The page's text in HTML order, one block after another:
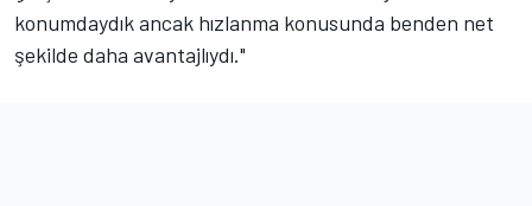
konumdaydık ancak hızlanma konusunda benden net
şekilde daha avantajlıydı."